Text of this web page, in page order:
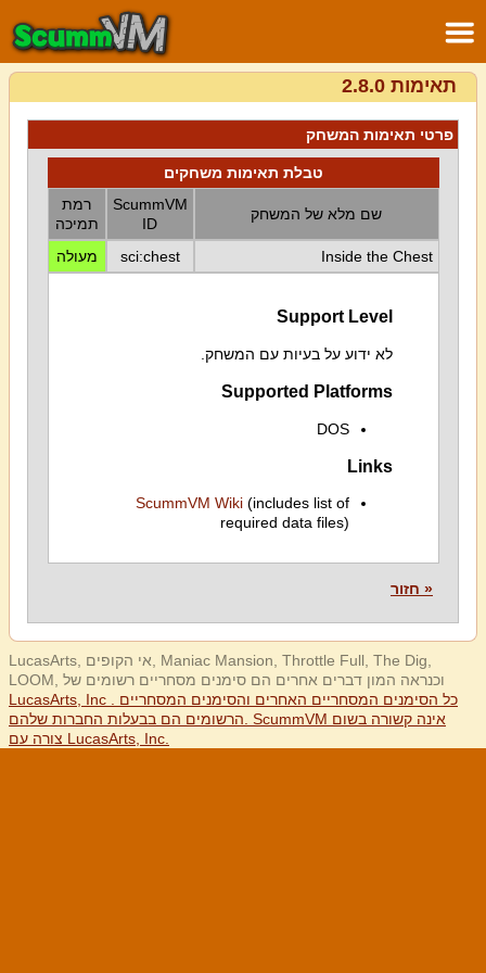
תאימות 2.8.0
פרטי תאימות המשחק
טבלת תאימות משחקים
שם מלא של המשחק
ScummVM
ID
רמת
תמיכה
Inside the Chest
sci:chest מעולה
Support Level
לא ידוע על בעיות עם המשחק.
Supported Platforms
DOS
Links
ScummVM Wiki(includes list of
required data files)
« חזור
LucasArts, אי הקופים, Maniac Mansion, Throttle Full, The Dig,
LOOM, וכנראה המון דברים אחרים הם סימנים מסחריים רשומים של
LucasArts, Inc . כל הסימנים המסחריים האחרים והסימנים המסחריים
הרשומים הם בבעלות החברות שלהם. ScummVM אינה קשורה בשום
צורה עם LucasArts, Inc.